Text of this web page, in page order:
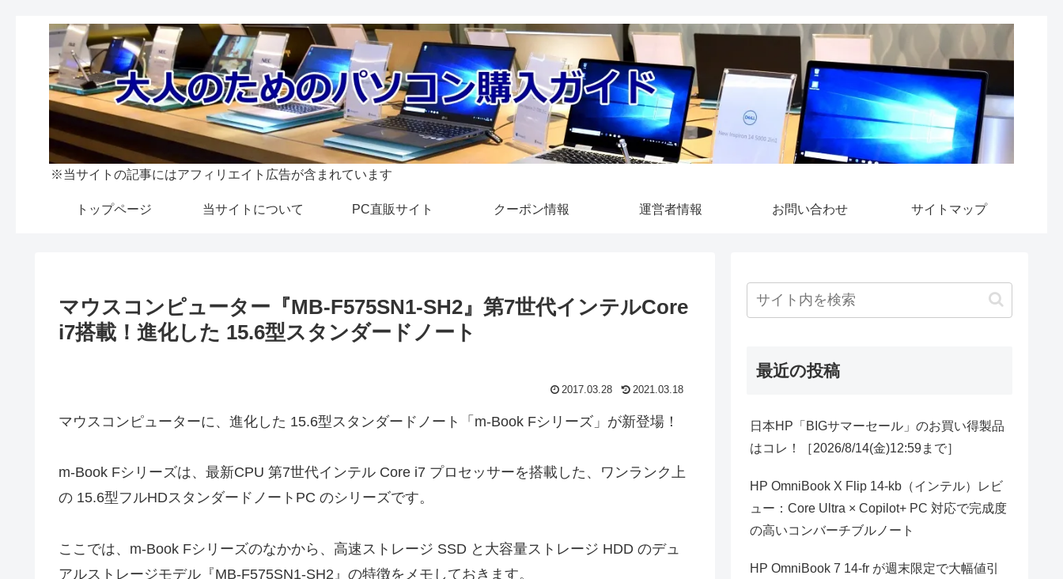
※当サイトの記事にはアフィリエイト広告が含まれています
トップページ 当サイトについて PC直販サイト クーポン情報 運営者情報 お問い合わせ サイトマップ
マウスコンピューター『MB-F575SN1-SH2』第7世代インテルCore
i7搭載！進化した 15.6型スタンダードノート
2017.03.28 2021.03.18
マウスコンピューターに、進化した 15.6型スタンダードノート「m-Book Fシリーズ」が新登場！
m-Book Fシリーズは、最新CPU 第7世代インテル Core i7 プロセッサーを搭載した、ワンランク上
の 15.6型フルHDスタンダードノートPC のシリーズです。
ここでは、m-Book Fシリーズのなかから、高速ストレージ SSD と大容量ストレージ HDD のデュ
アルストレージモデル『MB-F575SN1-SH2』の特徴をメモしておきます。
最近の投稿
日本HP「BIGサマーセール」のお買い得製品
はコレ！［2026/8/14(金)12:59まで］
HP OmniBook X Flip 14-kb（インテル）レビ
ュー：Core Ultra × Copilot+ PC 対応で完成度
の高いコンバーチブルノート
HP OmniBook 7 14-fr が週末限定で大幅値引